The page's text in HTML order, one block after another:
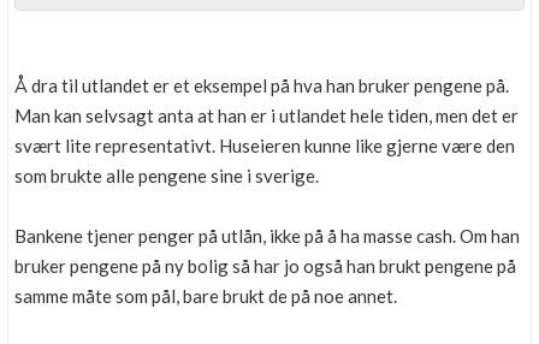
Å dra til utlandet er et eksempel på hva han bruker pengene på.
Man kan selvsagt anta at han er i utlandet hele tiden, men det er
svært lite representativt. Huseieren kunne like gjerne være den
som brukte alle pengene sine i sverige.
Bankene tjener penger på utlån, ikke på å ha masse cash. Om han
bruker pengene på ny bolig så har jo også han brukt pengene på
samme måte som pål, bare brukt de på noe annet.